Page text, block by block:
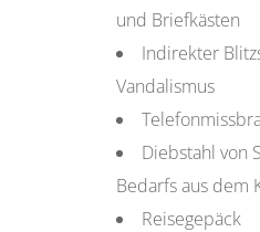
und Briefkästen
Indirekter
Vandalismus
Diebstahl von
Bedarfs aus dem
Reisegepäck